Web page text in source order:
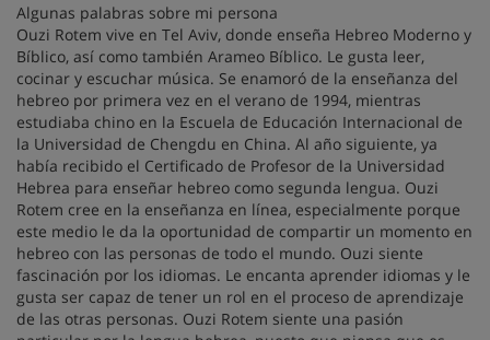
Algunas palabras sobre mi persona
Ouzi Rotem vive en Tel Aviv, donde enseña Hebreo Moderno y
Bíblico, así como también Arameo Bíblico. Le gusta leer,
cocinar y escuchar música. Se enamoró de la enseñanza del
hebreo por primera vez en el verano de 1994, mientras
estudiaba chino en la Escuela de Educación Internacional de
la Universidad de Chengdu en China. Al año siguiente, ya
había recibido el Certificado de Profesor de la Universidad
Hebrea para enseñar hebreo como segunda lengua. Ouzi
Rotem cree en la enseñanza en línea, especialmente porque
este medio le da la oportunidad de compartir un momento en
hebreo con las personas de todo el mundo. Ouzi siente
fascinación por los idiomas. Le encanta aprender idiomas y le
gusta ser capaz de tener un rol en el proceso de aprendizaje
de las otras personas. Ouzi Rotem siente una pasión